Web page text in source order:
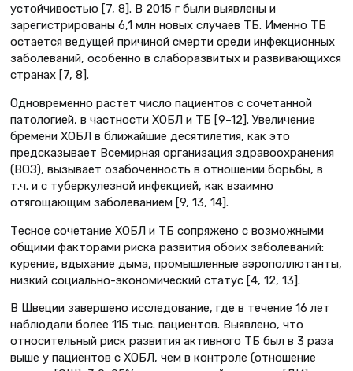
устойчивостью [7, 8]. В 2015 г были выявлены и
зарегистрированы 6,1 млн новых случаев ТБ. Именно ТБ
остается ведущей причиной смерти среди инфекционных
заболеваний, особенно в слаборазвитых и развивающихся
странах [7, 8].
Одновременно растет число пациентов с сочетанной
патологией, в частности ХОБЛ и ТБ [9–12]. Увеличение
бремени ХОБЛ в ближайшие десятилетия, как это
предсказывает Всемирная организация здравоохранения
(ВОЗ), вызывает озабоченность в отношении борьбы, в
т.ч. и с туберкулезной инфекцией, как взаимно
отягощающим заболеванием [9, 13, 14].
Тесное сочетание ХОБЛ и ТБ сопряжено с возможными
общими факторами риска развития обоих заболеваний:
курение, вдыхание дыма, промышленные аэрополлютанты,
низкий социально-экономический статус [4, 12, 13].
В Швеции завершено исследование, где в течение 16 лет
наблюдали более 115 тыс. пациентов. Выявлено, что
относительный риск развития активного ТБ был в 3 раза
выше у пациентов с ХОБЛ, чем в контроле (отношение